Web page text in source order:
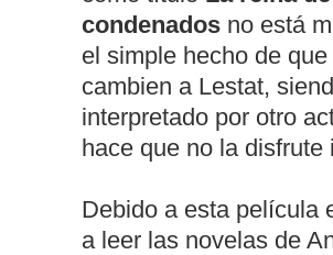
condenados no está
el simple hecho de que
cambien a Lestat,
interpretado por otro
hace que no la disfrute
Debido a esta película
a leer las novelas de